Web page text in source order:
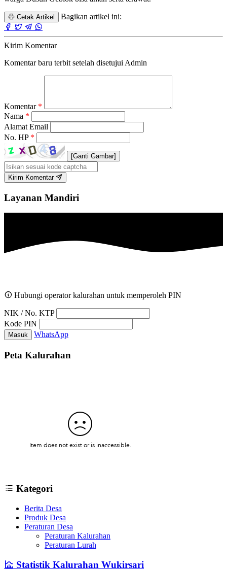
Cetak Artikel Bagikan artikel ini:
Kirim Komentar
Komentar baru terbit setelah disetujui Admin
Komentar *
Nama *
Alamat Email
No. HP *
[Ganti Gambar]
Kirim Komentar
Layanan Mandiri
Hubungi operator kalurahan untuk memperoleh PIN
NIK / No. KTP
Kode PIN
Masuk WhatsApp
Peta Kalurahan
Kategori
Berita Desa
Produk Desa
Peraturan Desa
Peraturan Kalurahan
Peraturan Lurah
Statistik Kalurahan Wukirsari